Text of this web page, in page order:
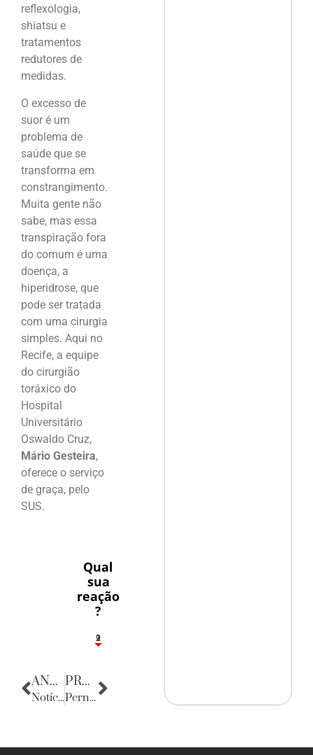
reflexologia,
shiatsu e
tratamentos
redutores de
medidas.
O excesso de
suor é um
problema de
saúde que se
transforma em
constrangimento.
Muita gente não
sabe, mas essa
transpiração fora
do comum é uma
doença, a
hiperidrose, que
pode ser tratada
com uma cirurgia
simples. Aqui no
Recife, a equipe
do cirurgião
toráxico do
Hospital
Universitário
Oswaldo Cruz,
Mário Gesteira,
oferece o serviço
de graça, pelo
SUS.
Qual
sua
reação
?
2
1
2
9
ANTERIOR
Notícias da Paraíba
PRÓXIMA
Pernambuco é só chegar